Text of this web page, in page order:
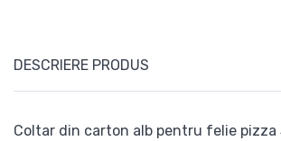
DESCRIERE PRODUS
Coltar din carton alb pentru felie pizza